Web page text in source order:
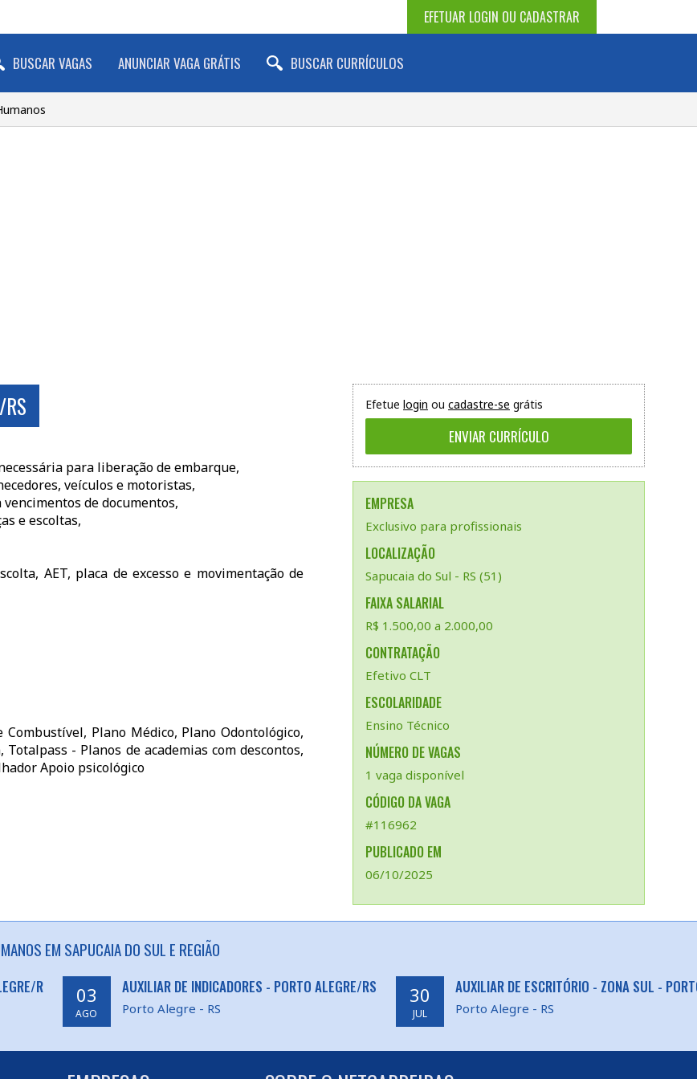
EFETUAR LOGIN OU CADASTRAR
BUSCAR VAGAS ANUNCIAR VAGA GRÁTIS BUSCAR CURRÍCULOS
Efetue login ou cadastre-se grátis
EMPRESA
Exclusivo para profissionais
LOCALIZAÇÃO
Sapucaia do Sul - RS (51)
FAIXA SALARIAL
R$ 1.500,00 a 2.000,00
CONTRATAÇÃO
Efetivo CLT
ESCOLARIDADE
Ensino Técnico
NÚMERO DE VAGAS
1 vaga disponível
CÓDIGO DA VAGA
#116962
PUBLICADO EM
06/10/2025
para liberação de embarque,
veículos e motoristas,
de documentos,
e escoltas,
AET, placa de excesso e movimentação de
Plano Médico, Plano Odontológico,
- Planos de academias com descontos,
Apoio psicológico
EM SAPUCAIA DO SUL E REGIÃO
R 03
AGO
AUXILIAR DE INDICADORES - PORTO ALEGRE/RS
Porto Alegre - RS
30
JUL
AUXILIAR DE ESCRITÓRIO - ZONA SUL -
Porto Alegre - RS